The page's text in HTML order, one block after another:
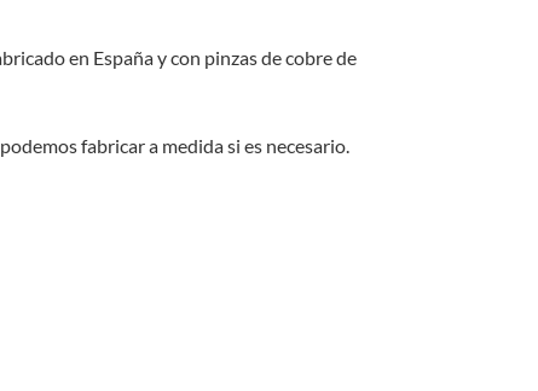
en España y con pinzas de cobre de
fabricar a medida si es necesario.